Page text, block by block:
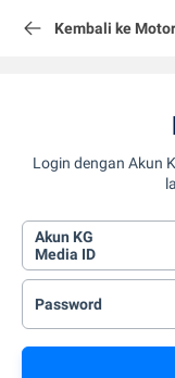
Kembali ke
Login dengan Akun
Akun KG
Media ID
Password